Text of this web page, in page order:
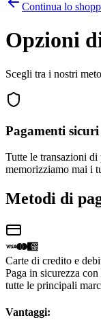
Continua lo
Opzioni
Scegli tra i nostri
Pagamenti sicuri
Tutte le transazioni di
memorizziamo mai i
Metodi di
Carte di credito e
Paga in sicurezza
tutte le principali
Vantaggi: